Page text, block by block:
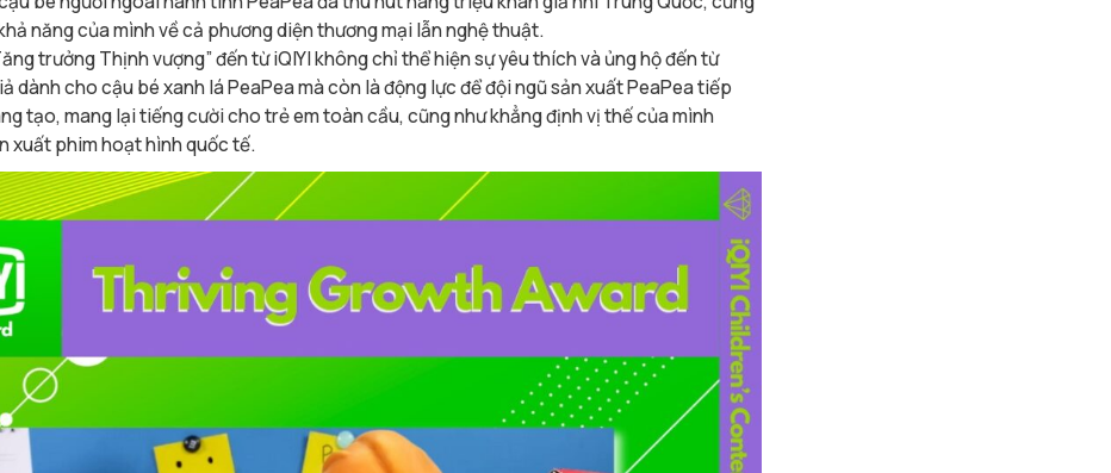
năng của mình về cả phương diện thương mại lẫn nghệ thuật.
trưởng Thịnh vượng” đến từ iQIYI không chỉ thể hiện sự yêu thích và ủng hộ đến từ
dành cho cậu bé xanh lá PeaPea mà còn là động lực để đội ngũ sản xuất PeaPea tiếp
tạo, mang lại tiếng cười cho trẻ em toàn cầu, cũng như khẳng định vị thế của mình
xuất phim hoạt hình quốc tế.